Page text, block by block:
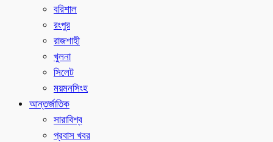
বরিশাল
রংপুর
রাজশাহী
খুলনা
সিলেট
ময়মনসিংহ
আন্তর্জাতিক
সারাবিশ্ব
প্রবাস খবর